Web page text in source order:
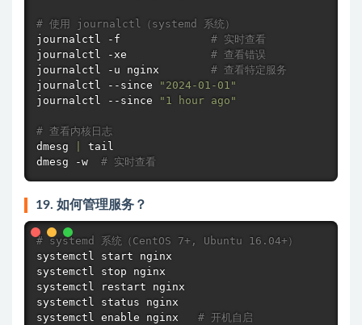
# 使用 journalctl（systemd 系统）
journalctl -f # 实时查看
journalctl -xe # 查看错误
journalctl -u nginx # 查看特定服务
journalctl --since
"2024-01-01"
journalctl --since
"1 hour ago"
# 查看内核日志
dmesg
tail
dmesg -w # 实时查看
19. 如何管理服务？
# systemd 系统（CentOS 7+, Ubuntu 16.04+）
systemctl start nginx
systemctl stop nginx
systemctl restart nginx
systemctl status nginx
systemctl enable nginx # 开机自启